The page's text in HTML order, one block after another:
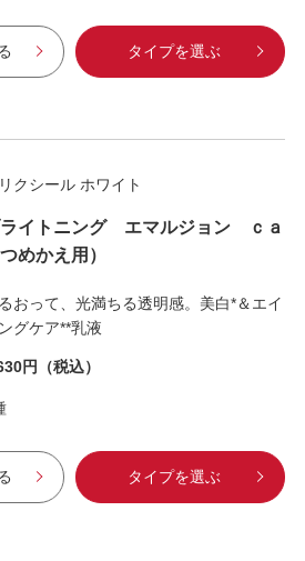
タイプを選ぶ
クシール ホワイト
イトニング エマルジョン ｃａ
つめかえ用）
おって、光満ちる透明感。美白*＆エイ
グケア**乳液
円 （税込）
タイプを選ぶ